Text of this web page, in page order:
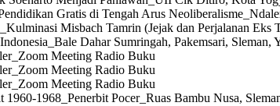
Gratis di Tengah Arus
Misbach Tamrin (Jejak dan Perjalanan Eks
Dahar Sumringah, Pakemsari, Sleman,
Meeting Radio Buku
Meeting Radio Buku
Meeting Radio Buku
1968_Penerbit Pocer_Ruas Bambu Nusa,